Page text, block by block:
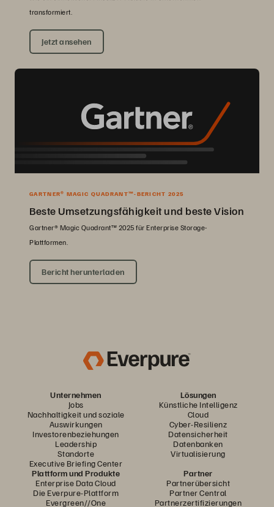
transformiert.
Jetzt ansehen
GARTNER® MAGIC QUADRANT™-BERICHT 2025
Beste Umsetzungsfähigkeit und beste Vision
Gartner® Magic Quadrant™ 2025 für Enterprise Storage-
Plattformen.
Bericht herunterladen
Unternehmen
Jobs
Nachhaltigkeit und soziale
Auswirkungen
Investorenbeziehungen
Leadership
Standorte
Executive Briefing Center
Lösungen
Künstliche Intelligenz
Cloud
Cyber-Resilienz
Datensicherheit
Datenbanken
Virtualisierung
Plattform und Produkte
Enterprise Data Cloud
Die Everpure-Plattform
Evergreen//One
Partner
Partnerübersicht
Partner Central
Partnerzertifizierungen